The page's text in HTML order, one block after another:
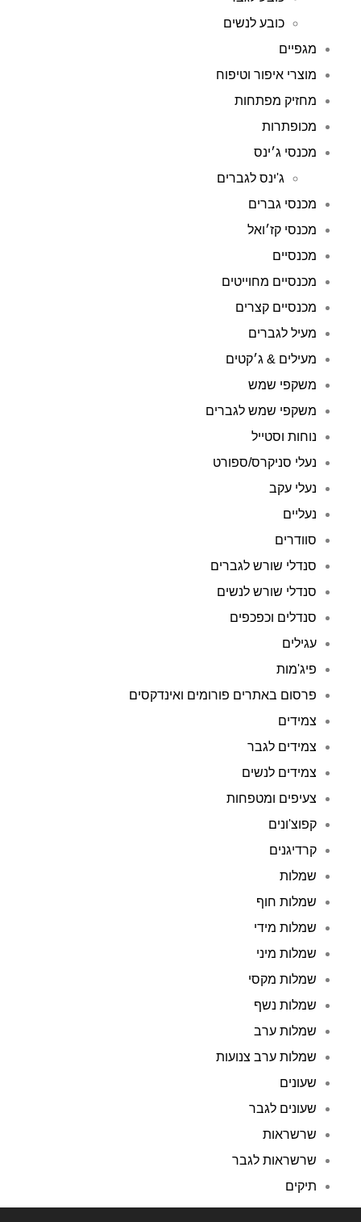
כובע לנשים
מגפיים
מוצרי איפור וטיפוח
מחזיק מפתחות
מכופתרות
מכנסי ג׳ינס
ג'ינס לגברים
מכנסי גברים
מכנסי קז׳ואל
מכנסיים
מכנסיים מחוייטים
מכנסיים קצרים
מעיל לגברים
מעילים & ג׳קטים
משקפי שמש
משקפי שמש לגברים
נוחות וסטייל
נעלי סניקרס/ספורט
נעלי עקב
נעליים
סוודרים
סנדלי שורש לגברים
סנדלי שורש לנשים
סנדלים וכפכפים
עגילים
פיג'מות
פרסום באתרים פורומים ואינדקסים
צמידים
צמידים לגבר
צמידים לנשים
צעיפים ומטפחות
קפוצ'ונים
קרדיגנים
שמלות
שמלות חוף
שמלות מידי
שמלות מיני
שמלות מקסי
שמלות נשף
שמלות ערב
שמלות ערב צנועות
שעונים
שעונים לגבר
שרשראות
שרשראות לגבר
תיקים